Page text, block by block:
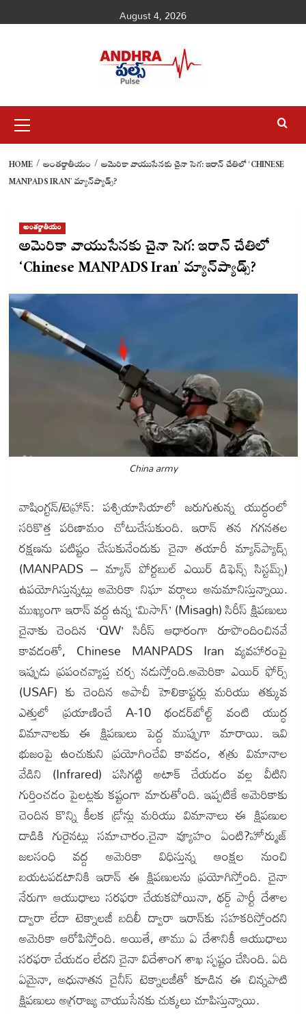
to
August 4, 2026
Menu
HOME అంతర్జాతీయం
అమెరికా వాయుసేనకు చైనా సెగ: ఇరాన్ చేతిలో ‘CHINESE
MANPADS IRAN’ మ్యాన్‌ప్యాడ్స్?
అంతర్జాతీయం
అమెరికా వాయుసేనకు చైనా సెగ: ఇరాన్ చేతిలో
‘Chinese MANPADS Iran’ మ్యాన్‌ప్యాడ్స్?
China army
వాషింగ్టన్/టెహ్రాన్: పశ్చియాసియాలో జరుగుతున్న యుద్ధంలో
సరికొత్త పరిణామం చోటుచేసుకుంది. ఇరాన్ తన గగనతల
రక్షణను పటిష్టం చేసుకునేందుకు చైనా తయారీ మ్యాన్‌ప్యాడ్స్
(MANPADS – మ్యాన్ పోర్టబుల్ ఎయిర్ డిఫెన్స్ సిస్టమ్స్)
ఉపయోగిస్తున్నట్లు అమెరికా నిఘా వర్గాలు అనుమానిస్తున్నాయి.
ముఖ్యంగా ఇరాన్ వద్ద ఉన్న ‘మిసాగ్’ (Misagh) సిరీస్ క్షిపణులు
చైనాకు చెందిన ‘QW’ సిరీస్ ఆధారంగా రూపొందించినవే
కావడంతో, Chinese MANPADS Iran వ్యవహారంపై
ఇప్పుడు ప్రపంచవ్యాప్త చర్చ నడుస్తోంది.అమెరికా ఎయిర్ ఫోర్స్
(USAF) కు చెందిన అపాచీ హెలికాప్టర్లు మరియు తక్కువ
ఎత్తులో ప్రయాణించే A-10 థండర్‌బోల్ట్ వంటి యుద్ధ
విమానాలకు ఈ క్షిపణులు పెద్ద ముప్పుగా మారాయి. ఇవి
భుజంపై ఉంచుకుని ప్రయోగించేవి కావడం, శత్రు విమానాల
వేడిని (Infrared) పసిగట్టి అటాక్ చేయడం వల్ల వీటిని
గుర్తించడం పైలట్లకు కష్టంగా మారుతోంది. ఇప్పటికే అమెరికాకు
చెందిన కొన్ని కీలక డ్రోన్లు మరియు విమానాలు ఈ క్షిపణుల
దాడికి గురైనట్లు సమాచారం.చైనా వ్యూహం ఏంటి?హోర్ముజ్
జలసంధి వద్ద అమెరికా విధిస్తున్న ఆంక్షల నుంచి
బయటపడటానికి ఇరాన్ ఈ క్షిపణులను ప్రయోగిస్తోంది. చైనా
నేరుగా ఆయుధాలు సరఫరా చేయకపోయినా, థర్డ్ పార్టీ దేశాల
ద్వారా లేదా టెక్నాలజీ బదిలీ ద్వారా ఇరాన్‌కు సహకరిస్తోందని
అమెరికా ఆరోపిస్తోంది. అయితే, తాము ఏ దేశానికీ ఆయుధాలు
సరఫరా చేయడం లేదని చైనా విదేశాంగ శాఖ స్పష్టం చేసింది. ఏది
ఏమైనా, అధునాతన చైనీస్ టెక్నాలజీతో కూడిన ఈ చిన్నపాటి
క్షిపణులు అగ్రరాజ్య వాయుసేనకు చుక్కలు చూపిస్తున్నాయి.